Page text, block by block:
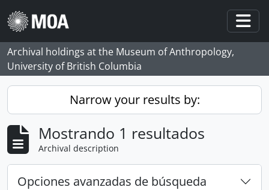
Skip to main content
Archival holdings at the Museum of Anthropology,
University of British Columbia
Narrow your results by:
Mostrando 1 resultados
Archival description
Opciones avanzadas de búsqueda